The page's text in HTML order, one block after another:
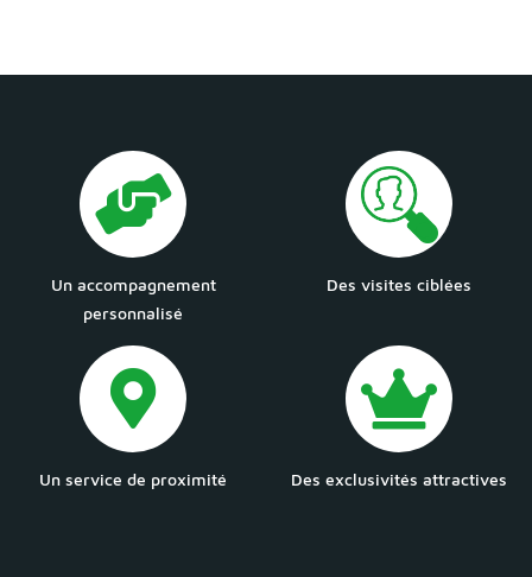
Un accompagnement
personnalisé
Des visites ciblées
Un service de proximité Des exclusivités attractives